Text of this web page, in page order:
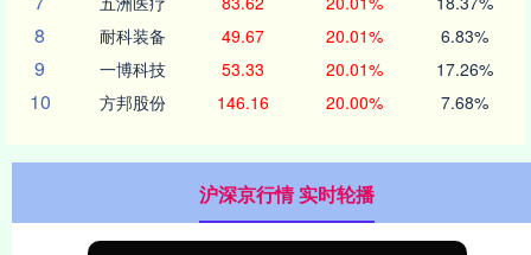
8 耐科装备 49.67 20.01% 6.83%
9 一博科技 53.33 20.01% 17.26%
10 方邦股份 146.16 20.00% 7.68%
沪深京行情 实时轮播